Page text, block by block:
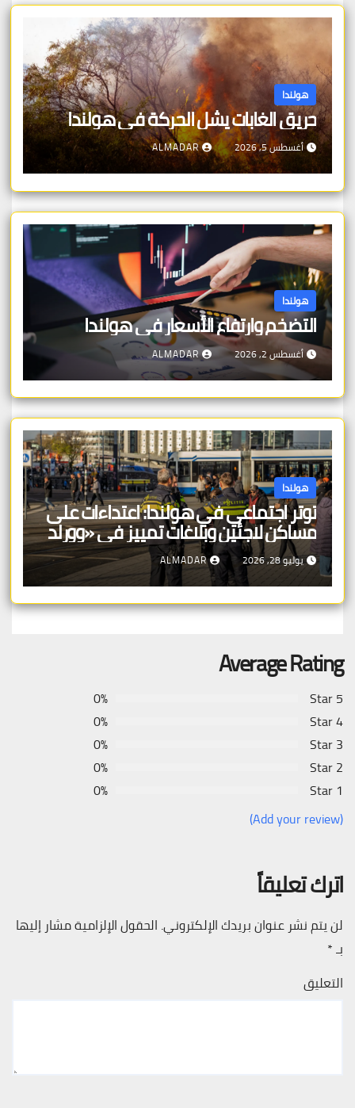
هولندا
حريق الغابات يشل الحركة في هولندا
أغسطس 5, 2026 ALMADAR
هولندا
التضخم وارتفاع الأسعار في هولندا
أغسطس 2, 2026 ALMADAR
هولندا
توتر اجتماعي في هولندا: اعتداءات على
مساكن لاجئين وبلاغات تمييز في «وورلد
برايد»
يوليو 28, 2026 ALMADAR
Average Rating
5 Star
0%
4 Star
0%
3 Star
0%
2 Star
0%
1 Star
0%
(Add your review)
اترك تعليقاً
لن يتم نشر عنوان بريدك الإلكتروني. الحقول الإلزامية مشار إليها
بـ*
التعليق